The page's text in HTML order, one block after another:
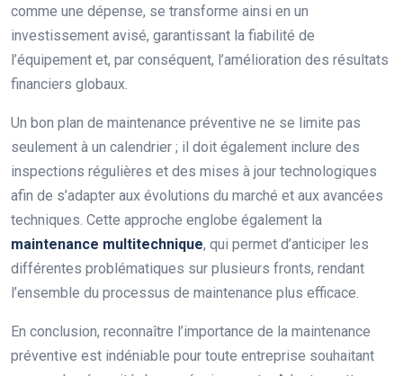
comme une dépense, se transforme ainsi en un
investissement avisé, garantissant la fiabilité de
l’équipement et, par conséquent, l’amélioration des résultats
financiers globaux.
Un bon plan de maintenance préventive ne se limite pas
seulement à un calendrier ; il doit également inclure des
inspections régulières et des mises à jour technologiques
afin de s’adapter aux évolutions du marché et aux avancées
techniques. Cette approche englobe également la
maintenance multitechnique, qui permet d’anticiper les
différentes problématiques sur plusieurs fronts, rendant
l’ensemble du processus de maintenance plus efficace.
En conclusion, reconnaître l’importance de la maintenance
préventive est indéniable pour toute entreprise souhaitant